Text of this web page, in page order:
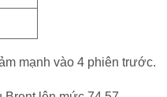
mạnh vào 4 phiên trước.